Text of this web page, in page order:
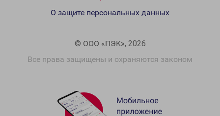
© ООО «ПЭК», 2026
Все права защищены и охраняются законом
О защите персональных данных